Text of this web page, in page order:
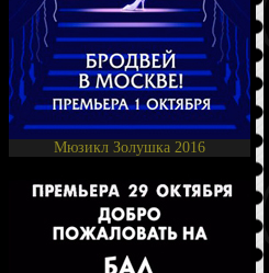
Мюзикл Золушка 2016